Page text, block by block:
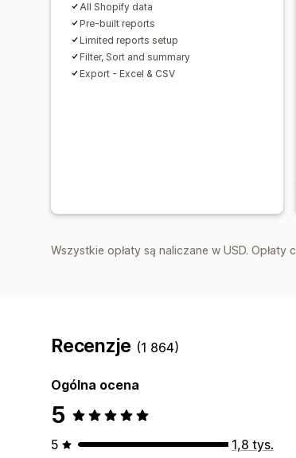
All Shopify data
Pre-built reports
Limited reports setup
Filter, Sort and summary
Export - Excel & CSV
Wszystkie opłaty są naliczane w USD.
Recenzje (1 864)
Ogólna ocena
5
5
1,8 tys.